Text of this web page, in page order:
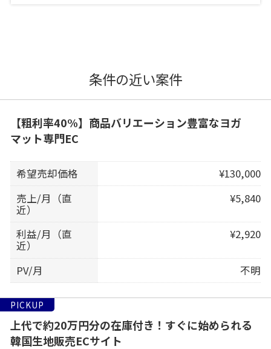
条件の近い案件
【粗利率40%】商品バリエーション豊富なヨガ
マット専門EC
希望売却価格
¥130,000
売上/月（直
近）
¥5,840
利益/月（直
近）
¥2,920
PV/月 不明
PICKUP
上代で約20万円分の在庫付き！すぐに始められる
韓国生地販売ECサイト